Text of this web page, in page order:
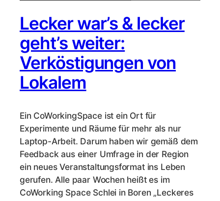
Lecker war’s & lecker
geht’s weiter:
Verköstigungen von
Lokalem
Ein CoWorkingSpace ist ein Ort für
Experimente und Räume für mehr als nur
Laptop-Arbeit. Darum haben wir gemäß dem
Feedback aus einer Umfrage in der Region
ein neues Veranstaltungsformat ins Leben
gerufen. Alle paar Wochen heißt es im
CoWorking Space Schlei in Boren „Leckeres